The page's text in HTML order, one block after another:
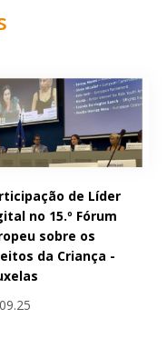
de Líder
no 15.º Fórum
sobre os
da Criança -